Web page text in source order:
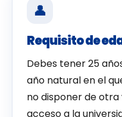
👤
Requisito de
Debes tener 25
año natural en el
no disponer de
acceso a la